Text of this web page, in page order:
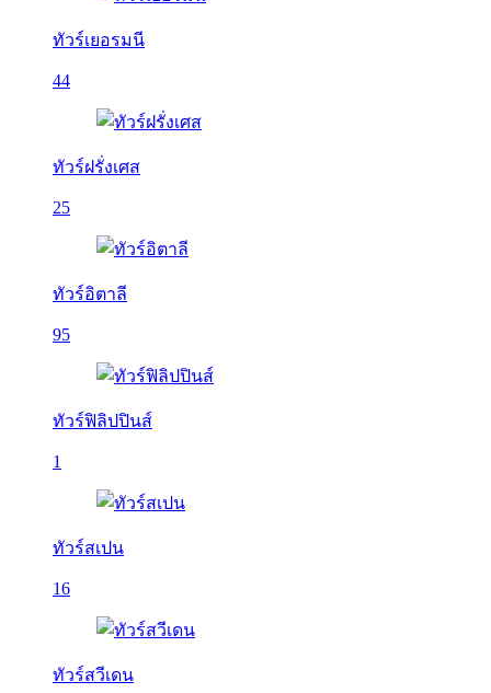
ทัวร์เยอรมนี
44
ทัวร์ฝรั่งเศส
25
ทัวร์อิตาลี
95
ทัวร์ฟิลิปปินส์
1
ทัวร์สเปน
16
ทัวร์สวีเดน